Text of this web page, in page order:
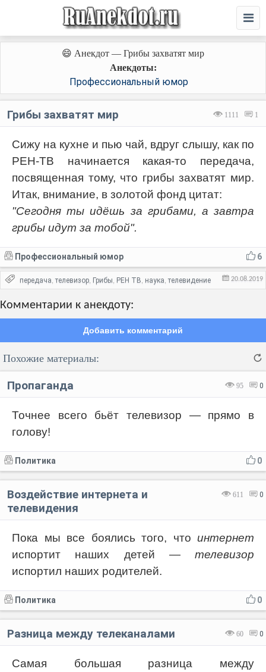
😄 Анекдот — Грибы захватят мир
Анекдоты:
Профессиональный юмор
1111 1
Грибы захватят мир
Сижу на кухне и пью чай, вдруг слышу, как по
РЕН-ТВ начинается какая-то передача,
посвященная тому, что грибы захватят мир.
Итак, внимание, в золотой фонд цитат:
"Сегодня ты идёшь за грибами, а завтра
грибы идут за тобой".
6
Профессиональный юмор
20.08.2019
передача,телевизор, Грибы, РЕН ТВ, наука,телевидение
Комментарии к анекдоту:
Добавить комментарий
Код:
Похожие материалы:
95 0
Пропаганда
Точнее всего бьёт телевизор — прямо в
голову!
0
Политика
611 0
Воздействие интернета и
телевидения
Пока мы все боялись того, что интернет
испортит наших детей — телевизор
испортил наших родителей.
0
Политика
60 0
Разница между телеканалами
Самая большая разница между